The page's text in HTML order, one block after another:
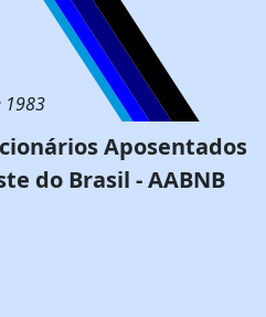
1983
Aposentados
do Brasil - AABNB